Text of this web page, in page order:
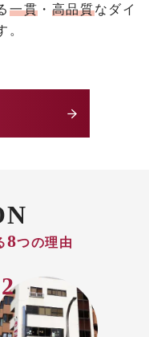
一貫 ・ 高品質なダイ
。
8つの理由